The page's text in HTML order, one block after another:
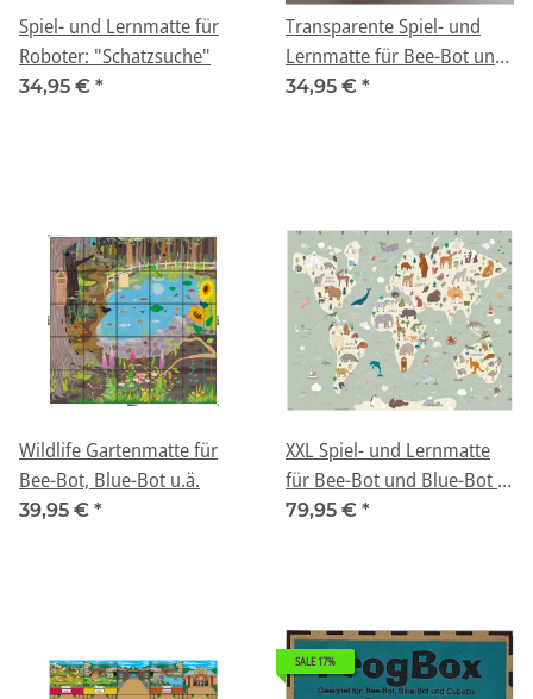
Spiel- und Lernmatte für
Roboter: "Schatzsuche"
34,95 € *
Transparente Spiel- und
Lernmatte für Bee-Bot und
Blue-Bot zum Auflegen
34,95 € *
Wildlife Gartenmatte für
Bee-Bot, Blue-Bot u.ä.
39,95 € *
XXL Spiel- und Lernmatte
für Bee-Bot und Blue-Bot -
"Tiere der Welt"
79,95 € *
SALE 17%